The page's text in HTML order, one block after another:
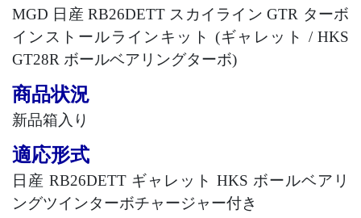
MGD 日産 RB26DETT スカイライン GTR ターボ
インストールラインキット (ギャレット / HKS
GT28R ボールベアリングターボ)
商品状況
新品箱入り
適応形式
日産 RB26DETT ギャレット HKS ボールベアリ
ングツインターボチャージャー付き